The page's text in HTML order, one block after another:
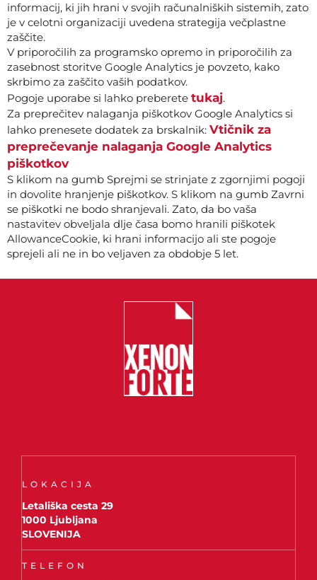
informacij, ki jih hrani v svojih računalniških sistemih, zato
je v celotni organizaciji uvedena strategija večplastne
zaščite.
V priporočilih za programsko opremo in priporočilih za
zasebnost storitve Google Analytics je povzeto, kako
skrbimo za zaščito vaših podatkov.
Pogoje uporabe si lahko preberete tukaj.
Za preprečitev nalaganja piškotkov Google Analytics si
lahko prenesete dodatek za brskalnik: Vtičnik za
preprečevanje nalaganja Google Analytics
piškotkov
S klikom na gumb Sprejmi se strinjate z zgornjimi pogoji
in dovolite hranjenje piškotkov. S klikom na gumb Zavrni
se piškotki ne bodo shranjevali. Zato, da bo vaša
nastavitev obveljala dlje časa bomo hranili piškotek
AllowanceCookie, ki hrani informacijo ali ste pogoje
sprejeli ali ne in bo veljaven za obdobje 5 let.
LOKACIJA
Letališka cesta 29
1000 Ljubljana
SLOVENIJA
TELEFON